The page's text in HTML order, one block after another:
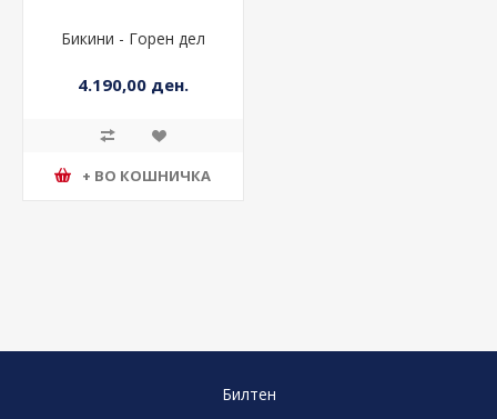
Бикини - Горен дел
4.190,00 ден.
+ ВО КОШНИЧКА
Билтен